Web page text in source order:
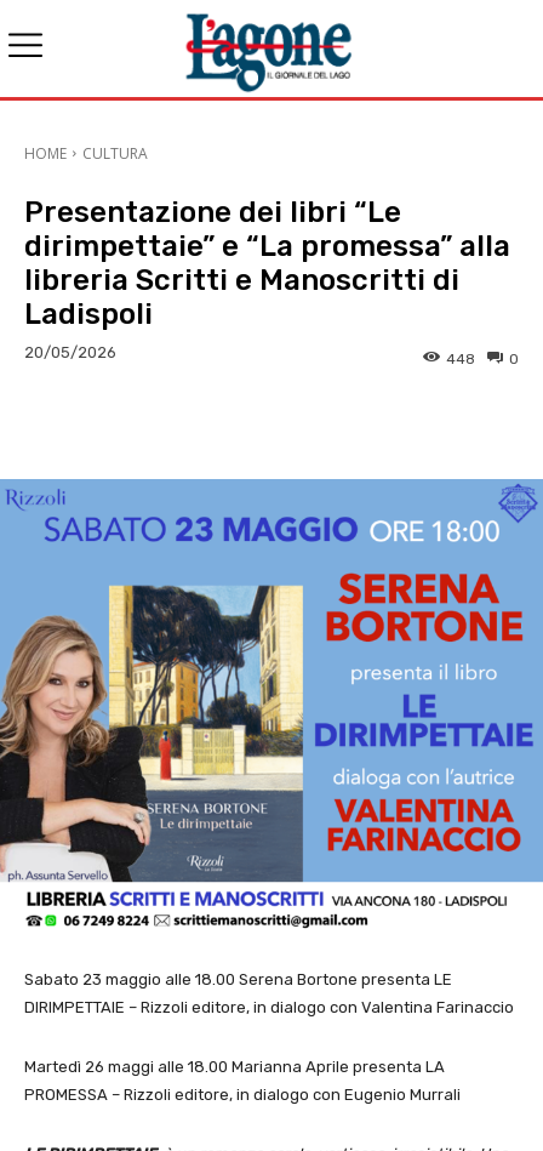
HOME CULTURA
Presentazione dei libri “Le
dirimpettaie” e “La promessa” alla
libreria Scritti e Manoscritti di
Ladispoli
20/05/2026 0
448
Sabato 23 maggio alle 18.00 Serena Bortone presenta LE
DIRIMPETTAIE – Rizzoli editore, in dialogo con Valentina Farinaccio
Martedì 26 maggi alle 18.00 Marianna Aprile presenta LA
PROMESSA – Rizzoli editore, in dialogo con Eugenio Murrali